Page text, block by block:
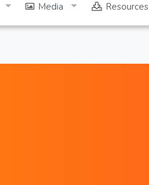
Media Resources